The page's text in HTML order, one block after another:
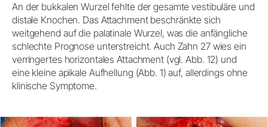
An der bukkalen Wurzel fehlte der gesamte vestibuläre und
distale Knochen. Das Attachment beschränkte sich
weitgehend auf die palatinale Wurzel, was die anfängliche
schlechte Prognose unterstreicht. Auch Zahn 27 wies ein
verringertes horizontales Attachment (vgl. Abb. 12) und
eine kleine apikale Aufhellung (Abb. 1) auf, allerdings ohne
klinische Symptome.